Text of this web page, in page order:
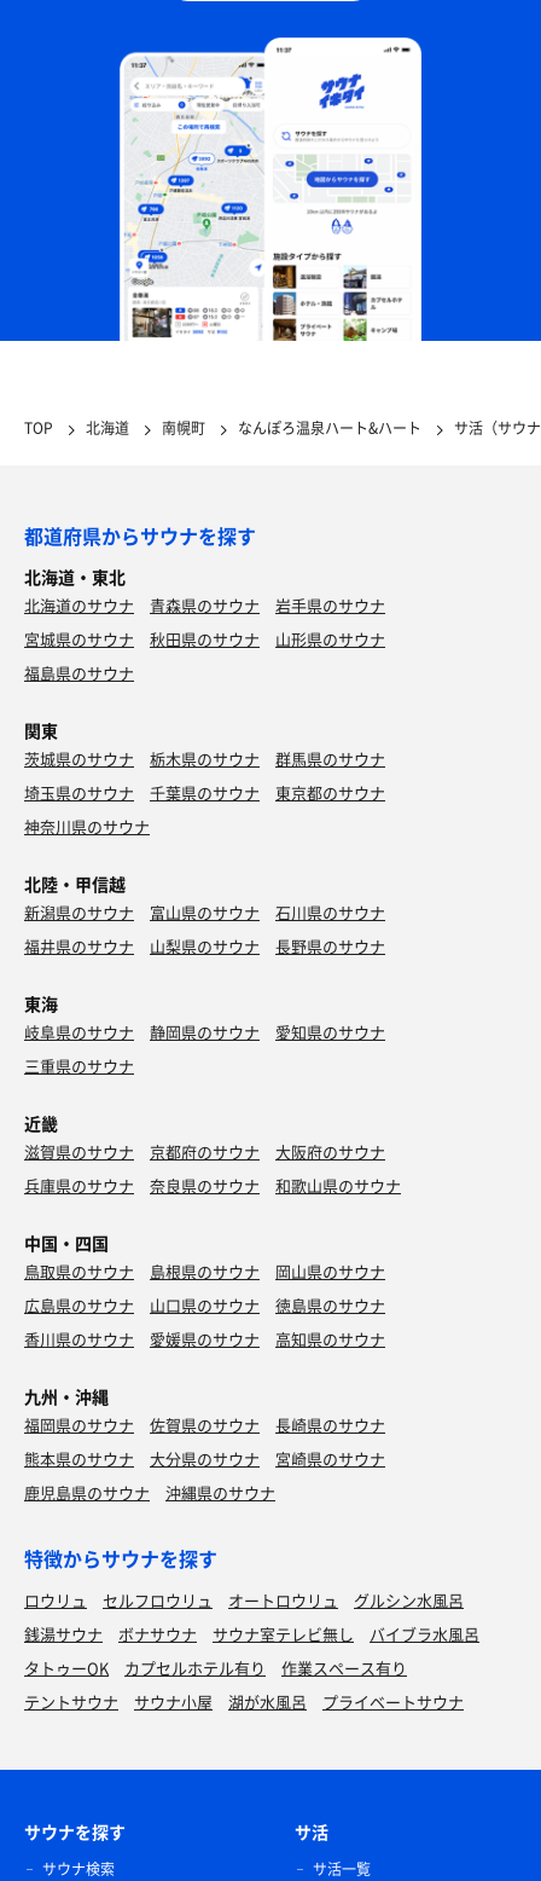
TOP 北海道 南幌町 なんぽろ温泉ハート&ハート サ活（サウ
都道府県からサウナを探す
北海道・東北
北海道のサウナ 青森県のサウナ
岩手県のサウナ
宮城県のサウナ
秋田県のサウナ
山形県のサウナ
福島県のサウナ
関東
茨城県のサウナ 栃木県のサウナ
群馬県のサウナ
埼玉県のサウナ
千葉県のサウナ
東京都のサウナ
神奈川県のサウナ
北陸・甲信越
新潟県のサウナ 富山県のサウナ
石川県のサウナ
福井県のサウナ
山梨県のサウナ 長野県のサウナ
東海
岐阜県のサウナ 静岡県のサウナ
愛知県のサウナ
三重県のサウナ
近畿
滋賀県のサウナ 京都府のサウナ
大阪府のサウナ
兵庫県のサウナ
奈良県のサウナ 和歌山県のサウナ
中国・四国
鳥取県のサウナ 島根県のサウナ
岡山県のサウナ
広島県のサウナ
山口県のサウナ
徳島県のサウナ
香川県のサウナ
愛媛県のサウナ 高知県のサウナ
九州・沖縄
福岡県のサウナ 佐賀県のサウナ
長崎県のサウナ
熊本県のサウナ
大分県のサウナ
宮崎県のサウナ
鹿児島県のサウナ
沖縄県のサウナ
特徴からサウナを探す
ロウリュ セルフロウリュ オートロウリュ
グルシン水風呂
銭湯サウナ
ボナサウナ サウナ室テレビ無し
バイブラ水風呂
タトゥーOK
カプセルホテル有り
作業スペース有り
テントサウナ
サウナ小屋 湖が水風呂 プライベートサウナ
サウナを探す
サウナ検索
サ活
サ活一覧